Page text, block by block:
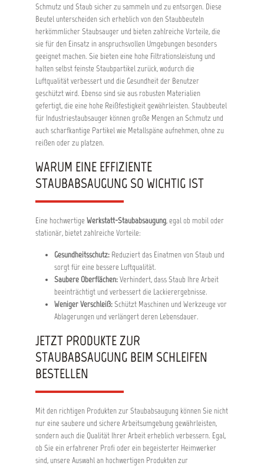
Schmutz und Staub sicher zu sammeln und zu entsorgen. Diese
Beutel unterscheiden sich erheblich von den Staubbeuteln
herkömmlicher Staubsauger und bieten zahlreiche Vorteile, die
sie für den Einsatz in anspruchsvollen Umgebungen besonders
geeignet machen. Sie bieten eine hohe Filtrationsleistung und
halten selbst feinste Staubpartikel zurück, wodurch die
Luftqualität verbessert und die Gesundheit der Benutzer
geschützt wird. Ebenso sind sie aus robusten Materialien
gefertigt, die eine hohe Reißfestigkeit gewährleisten. Staubbeutel
für Industriestaubsauger können große Mengen an Schmutz und
auch scharfkantige Partikel wie Metallspäne aufnehmen, ohne zu
reißen oder zu platzen.
WARUM EINE EFFIZIENTE
STAUBABSAUGUNG SO WICHTIG IST
Eine hochwertige Werkstatt-Staubabsaugung, egal ob mobil oder
stationär, bietet zahlreiche Vorteile:
Gesundheitsschutz: Reduziert das Einatmen von Staub und
sorgt für eine bessere Luftqualität.
Saubere Oberflächen:Verhindert, dass Staub Ihre Arbeit
beeinträchtigt und verbessert die Lackierergebnisse.
Weniger Verschleiß:Schützt Maschinen und Werkzeuge vor
Ablagerungen und verlängert deren Lebensdauer.
JETZT PRODUKTE ZUR
STAUBABSAUGUNG BEIM SCHLEIFEN
BESTELLEN
Mit den richtigen Produkten zur Staubabsaugung können Sie nicht
nur eine saubere und sichere Arbeitsumgebung gewährleisten,
sondern auch die Qualität Ihrer Arbeit erheblich verbessern. Egal,
ob Sie ein erfahrener Profi oder ein begeisterter Heimwerker
sind, unsere Auswahl an hochwertigen Produkten zur